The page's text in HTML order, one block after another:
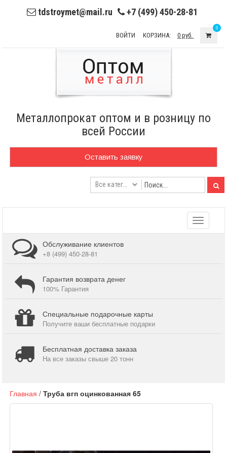
tdstroymet@mail.ru +7 (499) 450-28-81
ВОЙТИ КОРЗИНА: 0 руб.
0
Металлопрокат оптом и в розницу по
всей России
Оставить заявку
Toggle
Обслуживание клиентов
+8 (499) 450-28-81
Гарантия возврата денег
100% Гарантия
Специальные подарочные карты
Получите ваши бесплатные подарки
Бесплатная доставка заказа
На все заказы свыше 20 тонн
Главная /Труба вгп оцинкованная 65